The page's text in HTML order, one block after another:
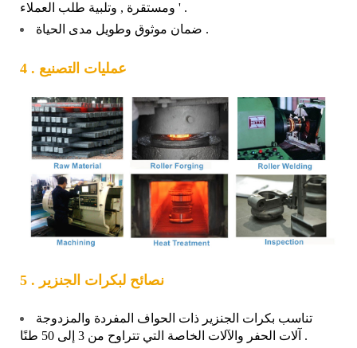
ومستقرة , وتلبية طلب العملاء ' .
ضمان موثوق وطويل مدى الحياة .
4 . عمليات التصنيع
5 . نصائح لبكرات الجنزير
تناسب بكرات الجنزير ذات الحواف المفردة والمزدوجة
آلات الحفر والآلات الخاصة التي تتراوح من 3 إلى 50 طنًا .